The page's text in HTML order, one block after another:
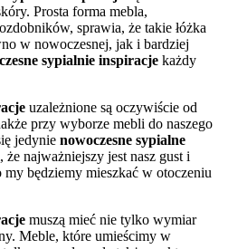
Prosta forma mebla,
sprawia, że takie łóżka
w nowoczesnej, jak i bardziej
sypialnie inspiracje każdy
uzależnione są oczywiście od
przy wyborze mebli do naszego
jedynie nowoczesne sypialne
że najważniejszy jest nasz gust i
będziemy mieszkać w otoczeniu
muszą mieć nie tylko wymiar
Meble, które umieścimy w